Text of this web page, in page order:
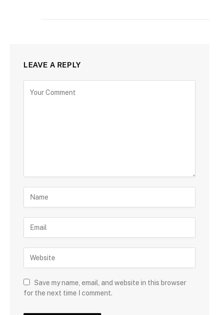
LEAVE A REPLY
Save my name, email, and website in this browser
for the next time I comment.